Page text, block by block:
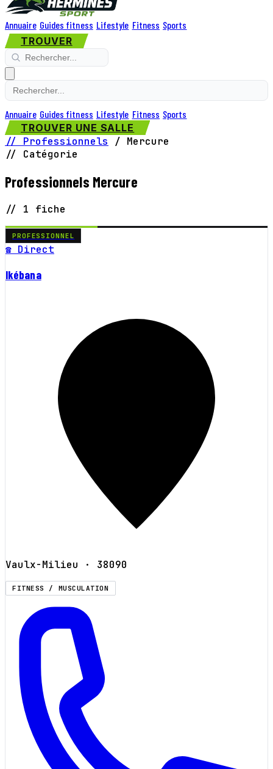
Annuaire Guides fitness Lifestyle Fitness Sports
TROUVER
Annuaire Guides fitness Lifestyle Fitness Sports
TROUVER UNE SALLE
// Professionnels / Mercure
// Catégorie
Professionnels Mercure
// 1 fiche
PROFESSIONNEL
☎ Direct
Ikébana
Vaulx-Milieu · 38090
FITNESS / MUSCULATION